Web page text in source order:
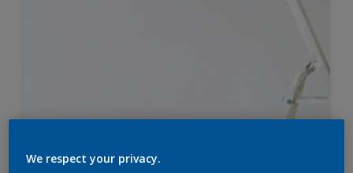
ไม่แน่ใจว่าคุณต้องการสีมากแค่ไหน?
We respect your privacy.